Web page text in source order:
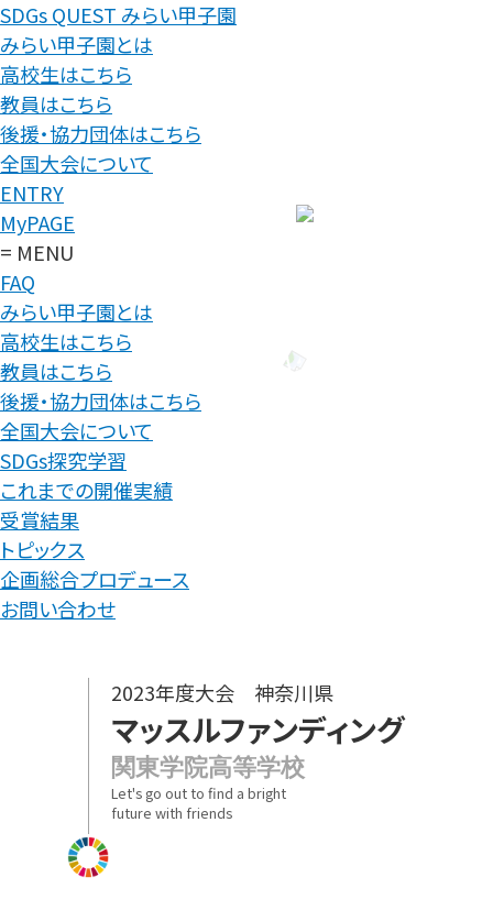
SDGs QUEST みらい甲子園
みらい甲子園とは
高校生はこちら
教員はこちら
後援・協力団体はこちら
全国大会について
ENTRY
MyPAGE
= MENU
FAQ
みらい甲子園とは
高校生はこちら
教員はこちら
後援・協力団体はこちら
全国大会について
SDGs探究学習
これまでの開催実績
受賞結果
トピックス
企画総合プロデュース
お問い合わせ
2023年度大会 神奈川県
マッスルファンディング
関東学院高等学校
Let's go out to find a bright
future with friends